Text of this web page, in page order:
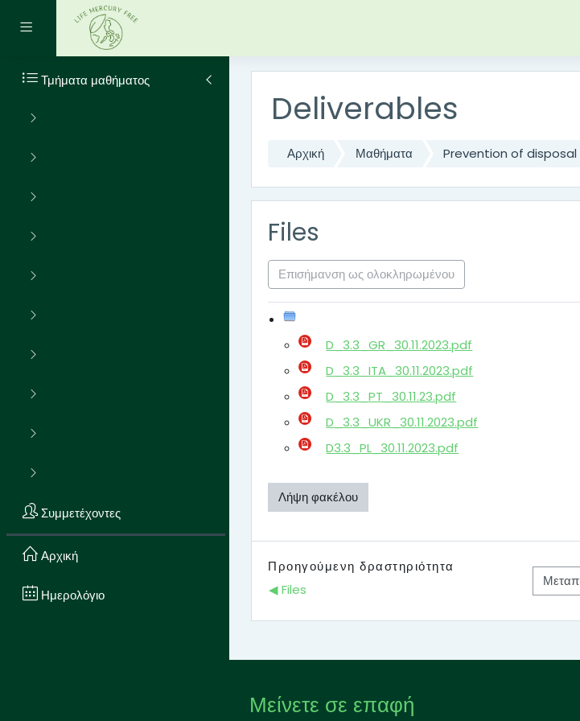
Πλευρικός πίνακας
Deliverables
Αρχική Μαθήματα Prevention of disposal
Files
Επισήμανση ως ολοκληρωμένου
D_3.3_GR_30.11.2023.pdf
D_3.3_ITA_30.11.2023.pdf
D_3.3_PT_30.11.23.pdf
D_3.3_UKR_30.11.2023.pdf
D3.3_PL_30.11.2023.pdf
Λήψη φακέλου
Προηγούμενη δραστηριότητα
◀︎ Files
Μεταπήδηση σε...
Τμήματα μαθήματος
Συμμετέχοντες
Αρχική
Ημερολόγιο
Μείνετε σε επαφή